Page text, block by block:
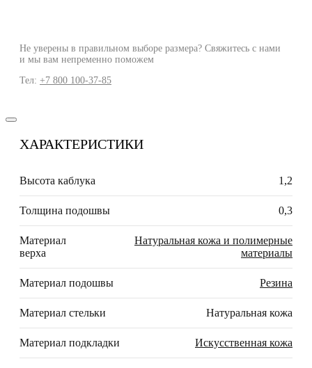
Не уверены в правильном выборе размера? Свяжитесь с нами
и мы вам непременно поможем
Тел: +7 800 100-37-85
ХАРАКТЕРИСТИКИ
Высота каблука 1,2
Толщина подошвы 0,3
Материал
верха
Натуральная кожа и полимерные
материалы
Материал подошвы Резина
Материал стельки Натуральная кожа
Материал подкладки Искусственная кожа